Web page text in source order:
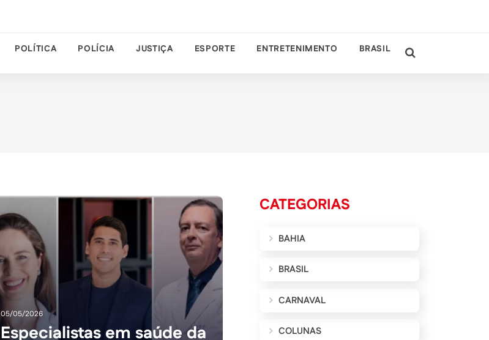
POLÍTICA POLÍCIA JUSTIÇA ESPORTE ENTRETENIMENTO BRASIL
05/05/2026
Especialistas em saúde da
CATEGORIAS
BAHIA
BRASIL
CARNAVAL
COLUNAS